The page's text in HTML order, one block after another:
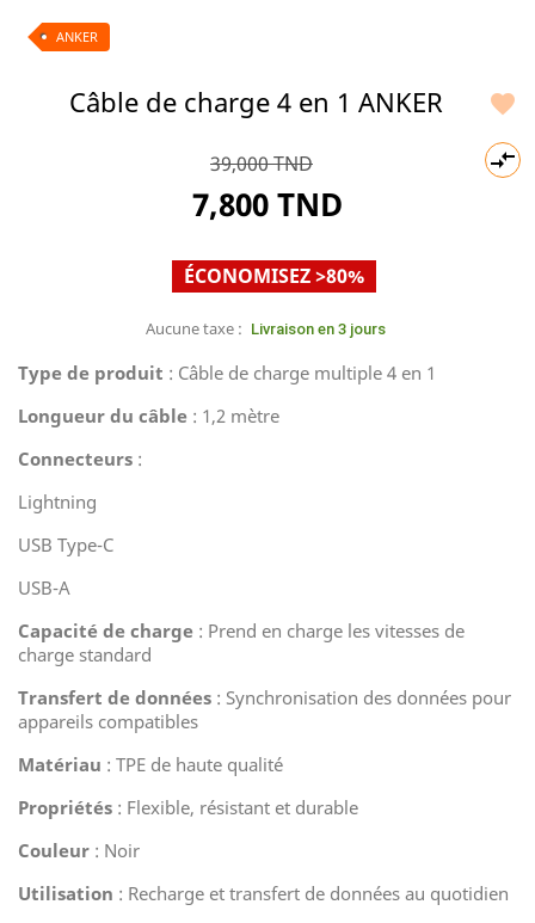
ANKER


Câble de charge 4 en 1 ANKER
39,000 TND
7,800 TND
ÉCONOMISEZ >80%
Aucune taxe : Livraison en 3 jours
Type de produit : Câble de charge multiple 4 en 1
Longueur du câble : 1,2 mètre
Connecteurs :
Lightning
USB Type-C
USB-A
Capacité de charge : Prend en charge les vitesses de
charge standard
Transfert de données : Synchronisation des données pour
appareils compatibles
Matériau : TPE de haute qualité
Propriétés : Flexible, résistant et durable
Couleur : Noir
Utilisation : Recharge et transfert de données au quotidien